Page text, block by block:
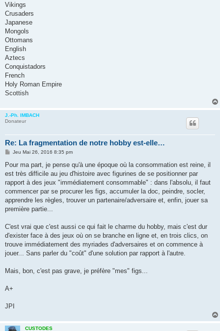
Vikings
Crusaders
Japanese
Mongols
Ottomans
English
Aztecs
Conquistadors
French
Holy Roman Empire
Scottish
J.-Ph. IMBACH
Donateur
Re: La fragmentation de notre hobby est-elle…
M
s
a
g
e
Jeu Mai 26, 2016 8:35 pm
Pour ma part, je pense qu'à une époque où la consommation est reine, il
est très difficile au jeu d'histoire avec figurines de se positionner par
rapport à des jeux "immédiatement consommable" : dans l'absolu, il faut
commencer par se procurer les figs, accumuler la doc, peindre, socler,
apprendre les règles, trouver un partenaire/adversaire et, enfin, jouer sa
première partie...
C'est vrai que c'est aussi ce qui fait le charme du hobby, mais c'est dur
d'exister face à des jeux où on se branche en ligne et, en trois clics, on
trouve immédiatement des myriades d'adversaires et on commence à
jouer... Sans parler du "coût" d'une solution par rapport à l'autre.
Mais, bon, c'est pas grave, je préfère "mes" figs...
A+
JPI
CUSTODES